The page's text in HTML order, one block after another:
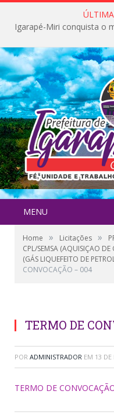
MENU
Home » Licitações »
CPL/SEMSA (AQUISIÇAO
(GÁS LIQUEFEITO DE
CONVOCAÇÃO – 004
TERMO DE
POR ADMINISTRADOR EM 13 DE
TERMO DE